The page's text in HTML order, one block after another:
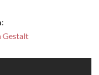
Gestalt